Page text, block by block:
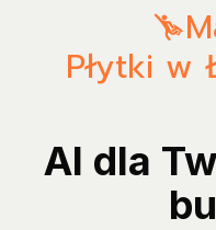
Płytki w
AI dla